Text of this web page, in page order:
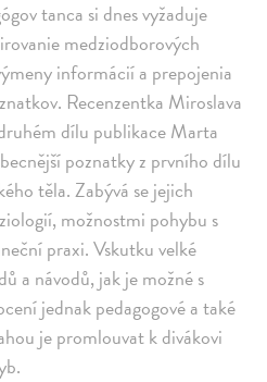
tanca si dnes vyžaduje
medziodborových
informácií a prepojenia
Recenzentka Miroslava
dílu publikace Marta
poznatky z prvního dílu
těla. Zabývá se jejich
možnostmi pohybu s
praxi. Vskutku velké
a návodů, jak je možné s
jednak pedagogové a také
je promlouvat k divákovi